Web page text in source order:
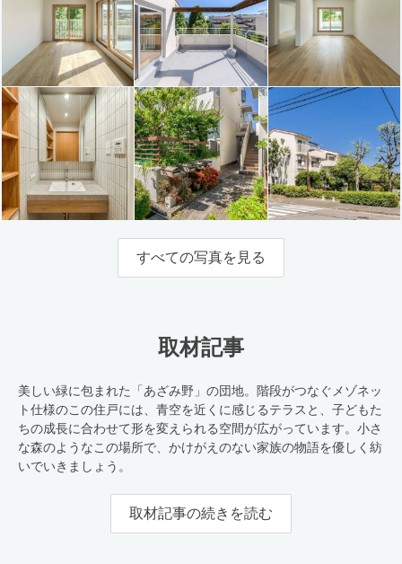
すべての写真を見る
取材記事
美しい緑に包まれた「あざみ野」の団地。階段がつなぐメゾネッ
ト仕様のこの住戸には、青空を近くに感じるテラスと、子どもた
ちの成長に合わせて形を変えられる空間が広がっています。小さ
な森のようなこの場所で、かけがえのない家族の物語を優しく紡
いでいきましょう。
取材記事の続きを読む